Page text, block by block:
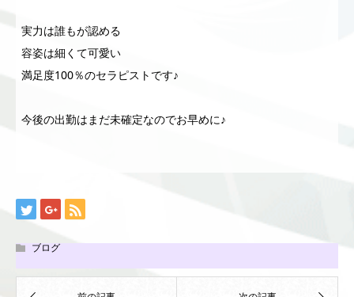
実力は誰もが認める
容姿は細くて可愛い
満足度100％のセラピストです♪
今後の出勤はまだ未確定なのでお早めに♪
ブログ